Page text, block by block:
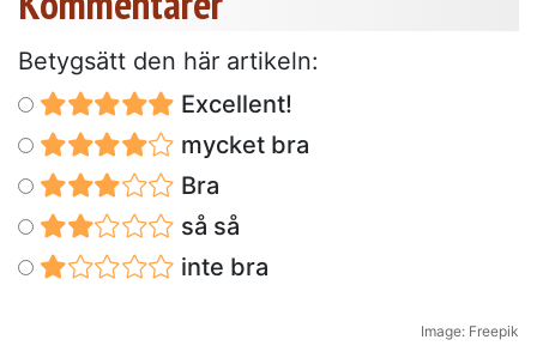
Betygsätt den här artikeln:
Excellent!
mycket bra
Bra
så så
inte bra
Image: Freepik